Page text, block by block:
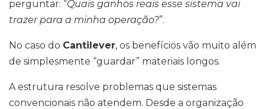
perguntar: “Quais ganhos reais esse sistema vai
trazer para a minha operação?”.
No caso do Cantilever, os benefícios vão muito além
de simplesmente “guardar” materiais longos.
A estrutura resolve problemas que sistemas
convencionais não atendem. Desde a organização